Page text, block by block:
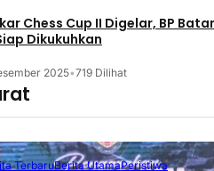
Chess Cup II Digelar, BP
Dikukuhkan
2025•719 Dilihat
TerbaruBerita UtamaPeristiwa